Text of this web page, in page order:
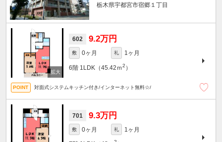
栃木県宇都宮市宿郷１丁目
602 9.2万円
敷 0ヶ月 礼 1ヶ月
6階 1LDK（45.42ｍ2 ）
対面式システムキッチン付き/インターネット無料☆/
701 9.3万円
敷 0ヶ月 礼 1ヶ月